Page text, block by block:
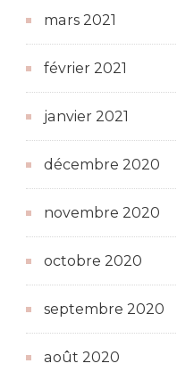
mars 2021
février 2021
janvier 2021
décembre 2020
novembre 2020
octobre 2020
septembre 2020
août 2020